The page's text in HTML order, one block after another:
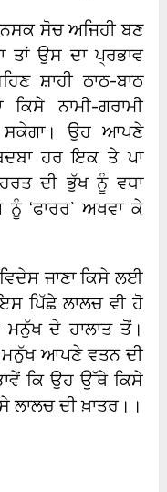
ਸੋਚ ਅਜਿਹੀ ਬਣ
ਉਸ ਦਾ ਪ੍ਰਭਾਵ
ਸ਼ਾਹੀ ਠਾਠ-ਬਾਠ
ਨਾਮੀ-ਗਰਾਮੀ
ਸਕੇਗਾ। ਉਹ ਆਪਣੇ
ਹਰ ਇਕ ਤੇ ਪਾ
ਦੀ ਭੁੱਖ ਨੂੰ ਵਧਾ
‘ਫਾਰਰ` ਅਖਵਾ ਕੇ
ਜਾਣਾ ਕਿਸੇ ਲਈ
ਪਿੱਛੇ ਲਾਲਚ ਵੀ ਹੋ
ਦੇ ਹਾਲਾਤ ਤੋਂ।
ਮਨੁੱਖ ਆਪਣੇ ਵਤਨ ਦੀ
ਕਿ ਉਹ ਉੱਥੇ ਕਿਸੇ
ਲਾਲਚ ਦੀ ਖ਼ਾਤਰ।।